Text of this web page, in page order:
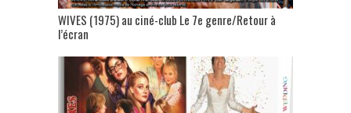
WIVES (1975) au ciné-club Le 7e genre/Retour à
l’écran